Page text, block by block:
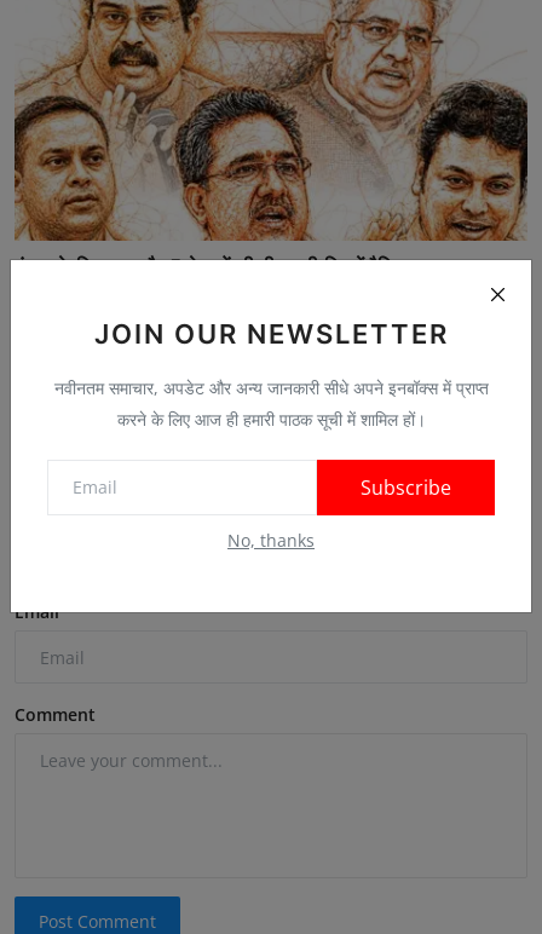
JOIN OUR NEWSLETTER
नवीनतम समाचार, अपडेट और अन्य जानकारी सीधे अपने इनबॉक्स में प्राप्त
करने के लिए आज ही हमारी पाठक सूची में शामिल हों।
Subscribe
No, thanks
बंगाल के लिए शाह और 5 नेताओं की टीम जुटी:दिन में रैलिया...
Name
Email
Comment
Post Comment